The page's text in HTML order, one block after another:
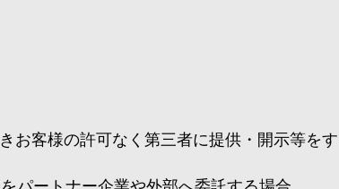
客様の許可なく第三者に提供・開示等をす